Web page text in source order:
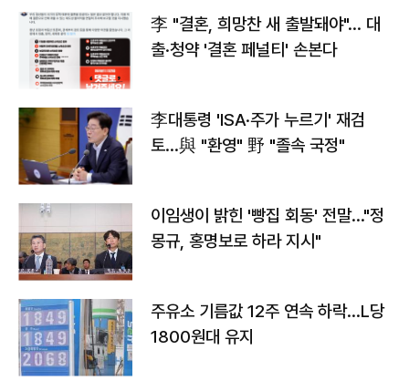
李 "결혼, 희망찬 새 출발돼야"… 대
출·청약 '결혼 페널티' 손본다
李대통령 'ISA·주가 누르기' 재검
토…與 "환영" 野 "졸속 국정"
이임생이 밝힌 '빵집 회동' 전말…"정
몽규, 홍명보로 하라 지시"
주유소 기름값 12주 연속 하락…L당
1800원대 유지